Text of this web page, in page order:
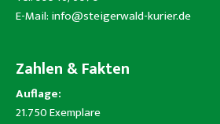
E-Mail: info@steigerwald-kurier.de
Zahlen & Fakten
Auflage:
21.750 Exemplare